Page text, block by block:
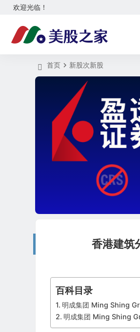
欢迎光临！
首页 新股次新股
香港建筑
百科目录
明成集团 Ming Shing
明成集团 Ming Shing